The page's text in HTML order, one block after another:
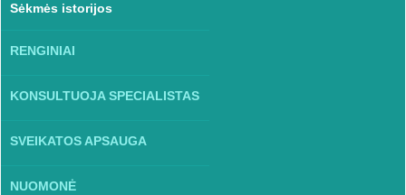
Sėkmės istorijos
RENGINIAI
KONSULTUOJA SPECIALISTAS
SVEIKATOS APSAUGA
NUOMONĖ